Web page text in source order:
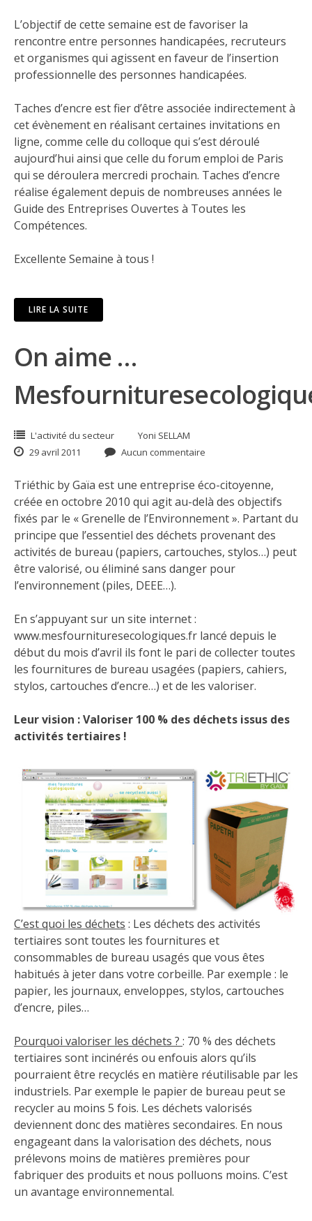
L’objectif de cette semaine est de favoriser la
rencontre entre personnes handicapées, recruteurs
et organismes qui agissent en faveur de l’insertion
professionnelle des personnes handicapées.
Taches d’encre est fier d’être associée indirectement à
cet évènement en réalisant certaines invitations en
ligne, comme celle du colloque qui s’est déroulé
aujourd’hui ainsi que celle du forum emploi de Paris
qui se déroulera mercredi prochain. Taches d’encre
réalise également depuis de nombreuses années le
Guide des Entreprises Ouvertes à Toutes les
Compétences.
Excellente Semaine à tous !
LIRE LA SUITE
On aime …
L'activité du secteur
Yoni SELLAM
29 avril 2011
Aucun commentaire
Triéthic by Gaïa est une entreprise éco-citoyenne,
créée en octobre 2010 qui agit au-delà des objectifs
fixés par le « Grenelle de l’Environnement ». Partant du
principe que l’essentiel des déchets provenant des
activités de bureau (papiers, cartouches, stylos…) peut
être valorisé, ou éliminé sans danger pour
l’environnement (piles, DEEE…).
En s’appuyant sur un site internet :
www.mesfournituresecologiques.fr lancé depuis le
début du mois d’avril ils font le pari de collecter toutes
les fournitures de bureau usagées (papiers, cahiers,
stylos, cartouches d’encre…) et de les valoriser.
Leur vision : Valoriser 100 % des déchets issus des
activités tertiaires !
C’est quoi les déchets : Les déchets des activités
tertiaires sont toutes les fournitures et
consommables de bureau usagés que vous êtes
habitués à jeter dans votre corbeille. Par exemple : le
papier, les journaux, enveloppes, stylos, cartouches
d’encre, piles…
Pourquoi valoriser les déchets ? : 70 % des déchets
tertiaires sont incinérés ou enfouis alors qu’ils
pourraient être recyclés en matière réutilisable par les
industriels. Par exemple le papier de bureau peut se
recycler au moins 5 fois. Les déchets valorisés
deviennent donc des matières secondaires. En nous
engageant dans la valorisation des déchets, nous
prélevons moins de matières premières pour
fabriquer des produits et nous polluons moins. C’est
un avantage environnemental.